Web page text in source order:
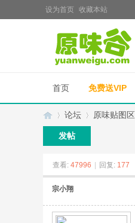
设为首页 收藏本站
首页 免费送VIP
»
论坛
›
原味贴图区
发帖
查看: 47996 回复: 177
宗小翔